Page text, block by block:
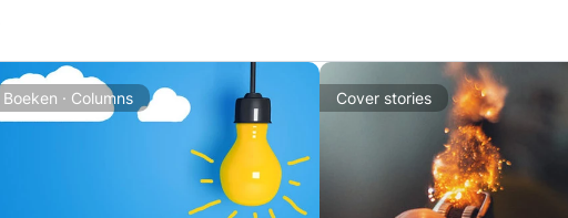
Boeken · Columns Cover stories